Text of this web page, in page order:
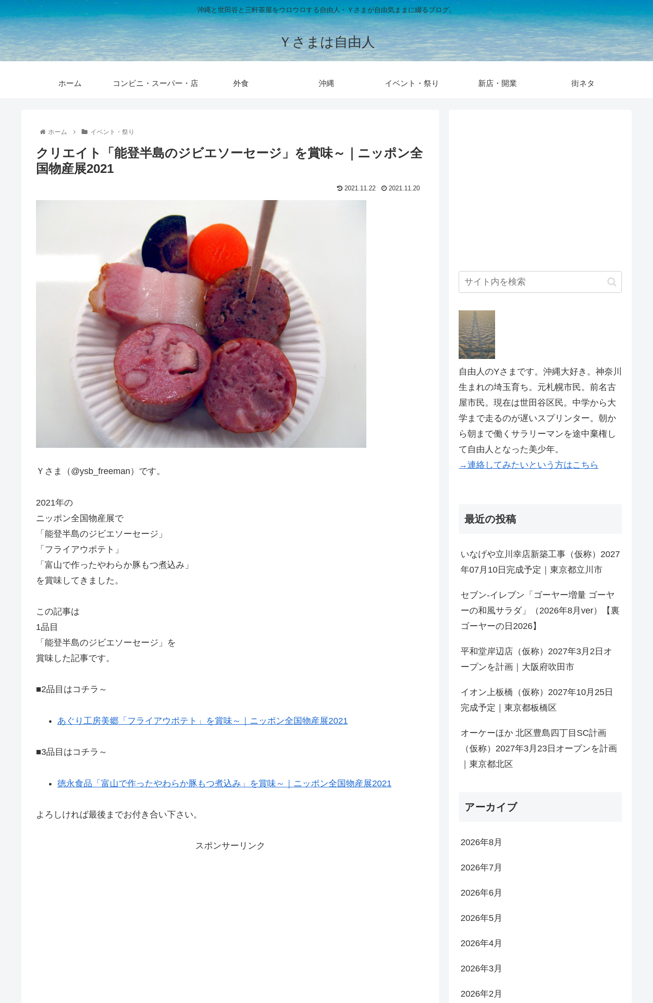
沖縄と世田谷と三軒茶屋をウロウロする自由人・Ｙさまが自由気ままに綴るブログ。
Ｙさまは自由人
ホーム コンビニ・スーパー・店 外食 沖縄 イベント・祭り 新店・開業 街ネタ
ホーム イベント・祭り
クリエイト「能登半島のジビエソーセージ」を賞味～｜ニッポン全
国物産展2021
2021.11.22 2021.11.20
Ｙさま（@ysb_freeman）です。
2021年の
ニッポン全国物産展で
「能登半島のジビエソーセージ」
「フライアウポテト」
「富山で作ったやわらか豚もつ煮込み」
を賞味してきました。
この記事は
1品目
「能登半島のジビエソーセージ」を
賞味した記事です。
■2品目はコチラ～
あぐり工房美郷「フライアウポテト」を賞味～｜ニッポン全国物産展2021
■3品目はコチラ～
徳永食品「富山で作ったやわらか豚もつ煮込み」を賞味～｜ニッポン全国物産展2021
よろしければ最後までお付き合い下さい。
スポンサーリンク
自由人のYさまです。沖縄大好き。神奈川
生まれの埼玉育ち。元札幌市民。前名古
屋市民。現在は世田谷区民。中学から大
学まで走るのが遅いスプリンター。朝か
ら朝まで働くサラリーマンを途中棄権し
て自由人となった美少年。
→連絡してみたいという方はこちら
最近の投稿
いなげや立川幸店新築工事（仮称）2027
年07月10日完成予定｜東京都立川市
セブン-イレブン「ゴーヤー増量 ゴーヤ
ーの和風サラダ」（2026年8月ver）【裏
ゴーヤーの日2026】
平和堂岸辺店（仮称）2027年3月2日オ
ープンを計画｜大阪府吹田市
イオン上板橋（仮称）2027年10月25日
完成予定｜東京都板橋区
オーケーほか 北区豊島四丁目SC計画
（仮称）2027年3月23日オープンを計画
｜東京都北区
アーカイブ
2026年8月
2026年7月
2026年6月
2026年5月
2026年4月
2026年3月
2026年2月